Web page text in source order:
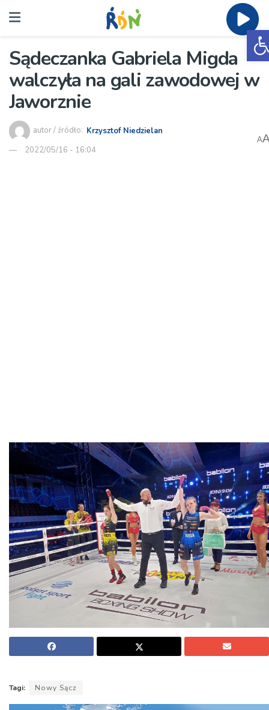
Sądeczanka Gabriela Migda
walczyła na gali zawodowej w
Jaworznie
autor / źródło: Krzysztof Niedzielan
2022/05/16 - 16:04
A
Tagi: Nowy Sącz